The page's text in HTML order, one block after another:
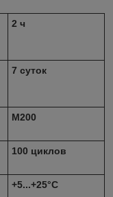
2 ч
7 суток
М200
100 циклов
+5...+25°С